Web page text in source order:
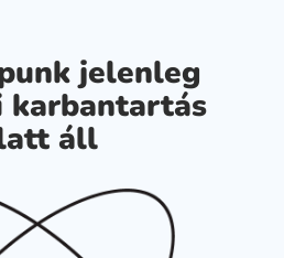
jelenleg
karbantartás
áll